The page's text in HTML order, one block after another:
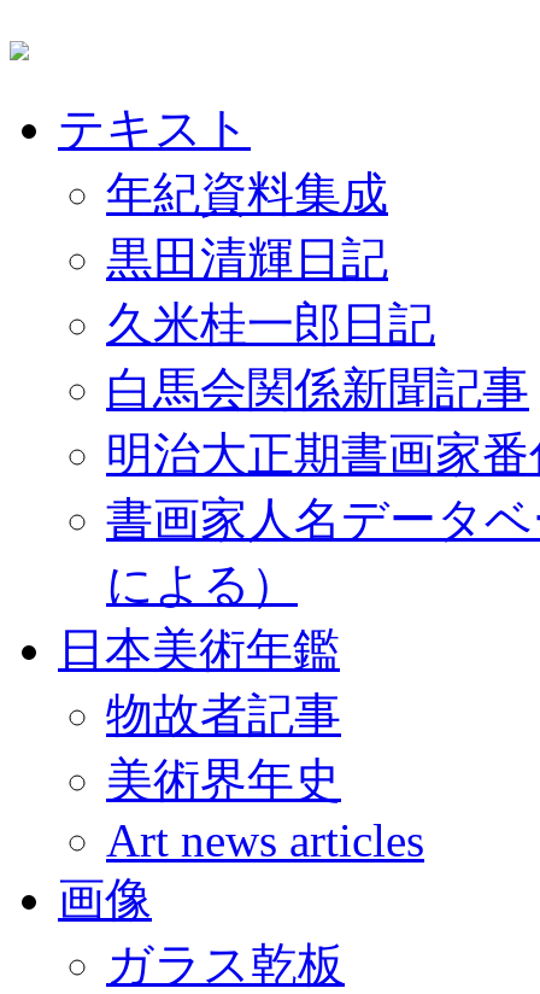
テキスト
年紀資料集成
黒田清輝日記
久米桂一郎日記
白馬会関係新聞記事
明治大正期書画家
書画家人名データ
による）
日本美術年鑑
物故者記事
美術界年史
Art news articles
画像
ガラス乾板